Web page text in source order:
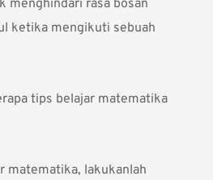
menghindari rasa bosan
ketika mengikuti sebuah
tips belajar matematika
matematika, lakukanlah